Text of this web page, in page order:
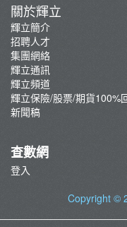
關於輝立
輝立簡介
招聘人才
集團網絡
輝立通訊
輝立頻道
輝立保險/股票/期貨100%
新聞稿
查數網
登入
Copyright ©